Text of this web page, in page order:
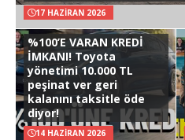
17 HAZIRAN 2026
%100’E VARAN KREDİ
İMKANI! Toyota
yönetimi 10.000 TL
peşinat ver geri
kalanını taksitle öde
diyor!
14 HAZIRAN 2026